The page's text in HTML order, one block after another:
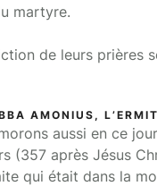
martyre.
de leurs prières
AMONIUS,
aussi en ce
(357 après Jésus
qui était dans la